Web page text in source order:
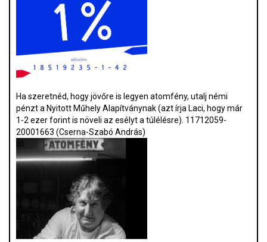
Ha szeretnéd, hogy jövőre is legyen atomfény, utalj némi
pénzt a Nyitott Műhely Alapítványnak (azt írja Laci, hogy már
1-2 ezer forint is növeli az esélyt a túlélésre). 11712059-
20001663 (Cserna-Szabó András)